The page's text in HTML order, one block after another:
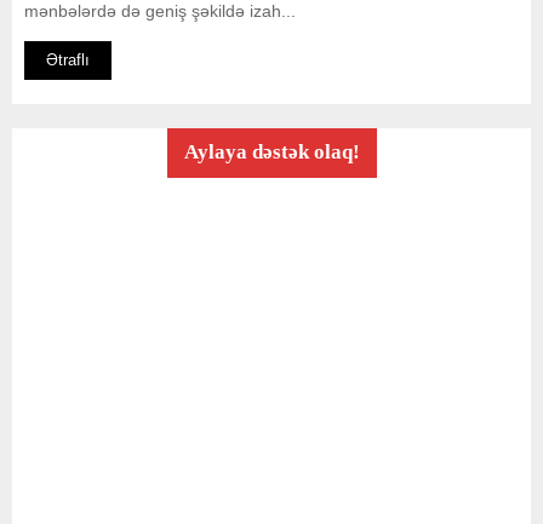
mənbələrdə də geniş şəkildə izah...
Ətraflı
Aylaya dəstək olaq!